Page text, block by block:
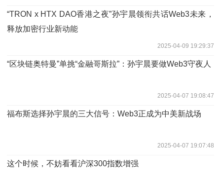
“TRON x HTX DAO香港之夜”孙宇晨领衔共话Web3未来，
释放加密行业新动能
2025-04-09 19:29:37
“区块链奥特曼”单挑“金融哥斯拉”：孙宇晨要做Web3守夜人
2025-04-07 19:08:47
福布斯选择孙宇晨的三大信号：Web3正成为中美新战场
2025-04-07 19:07:48
这个时候，不妨看看沪深300指数增强